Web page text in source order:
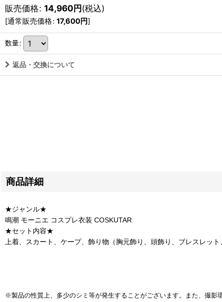
販売価格: 14,960円(税込)
[通常販売価格: 17,600円]
数量:
返品・交換について
商品詳細
★ジャンル★
鳴潮 モーニエ コスプレ衣装 COSKUTAR
★セット内容★
上着、スカート、ケープ、飾り物（胸元飾り、頭飾り、ブレスレッ
※製品の性質上、多少のシミ等が発生することがございます。また、撮